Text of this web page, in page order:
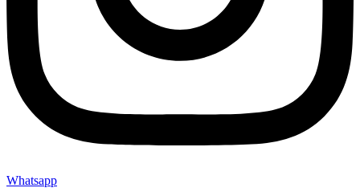
Whatsapp